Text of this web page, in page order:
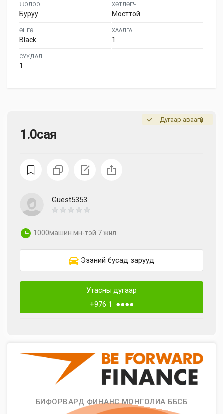
1.0сая
Дугаар аваагүй
Guest5353
1000машин.мн-тэй 7 жил
Эзэний бусад зарууд
Утасны дугаар
+976 1 ●●●●
ЖОЛОО
Буруу
ХӨТЛӨГЧ
Мосттой
ӨНГӨ
Black
ХААЛГА
1
СУУДАЛ
1
БИФОРВАРД ФИНАНС МОНГОЛИА ББСБ